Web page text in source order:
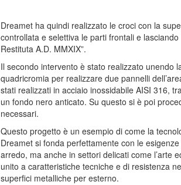
Dreamet ha quindi realizzato le croci con la
controllata e selettiva le parti frontali e
Restituta A.D. MMXIX”.
Il secondo intervento è stato realizzato unendo
quadricromia per realizzare due pannelli
stati realizzati in acciaio inossidabile AISI 316,
un fondo nero anticato. Su questo si è poi
necessari.
Questo progetto è un esempio di come la
Dreamet si fonda perfettamente con le
arredo, ma anche in settori delicati come l’arte
unito a caratteristiche tecniche e di resistenza
superfici metalliche per esterno.